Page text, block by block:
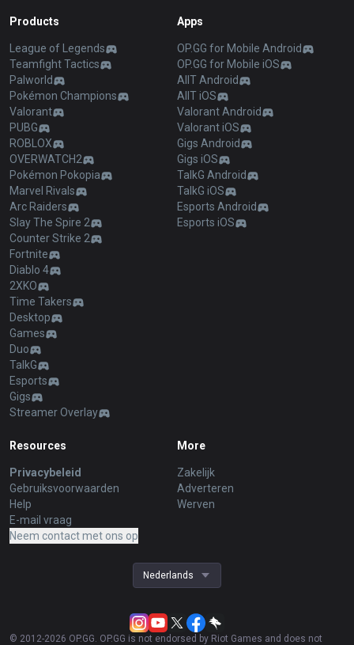
Products
League of Legends
Teamfight Tactics
Palworld
Pokémon Champions
Valorant
PUBG
ROBLOX
OVERWATCH2
Pokémon Pokopia
Marvel Rivals
Arc Raiders
Slay The Spire 2
Counter Strike 2
Fortnite
Diablo 4
2XKO
Time Takers
Desktop
Games
Duo
TalkG
Esports
Gigs
Streamer Overlay
Apps
OP.GG for Mobile Android
OP.GG for Mobile iOS
AllT Android
AllT iOS
Valorant Android
Valorant iOS
Gigs Android
Gigs iOS
TalkG Android
TalkG iOS
Esports Android
Esports iOS
Resources
Privacybeleid
Gebruiksvoorwaarden
Help
E-mail vraag
Neem contact met ons op
More
Zakelijk
Adverteren
Werven
Nederlands
© 2012-2026 OP.GG. OP.GG is not endorsed by Riot Games and does not